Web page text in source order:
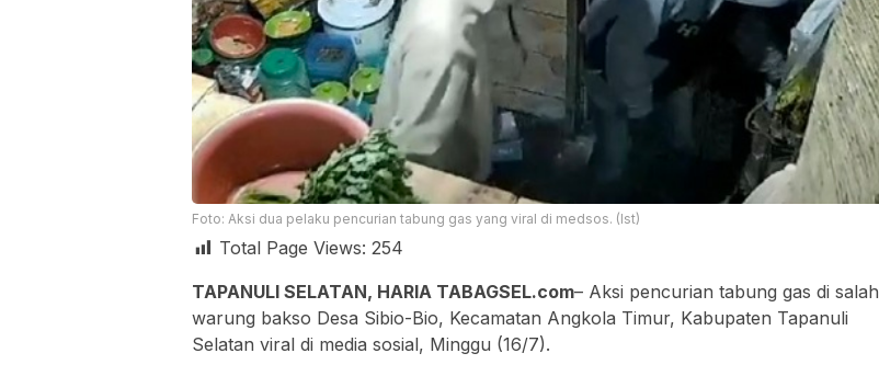
Foto: Aksi dua pelaku pencurian tabung gas yang viral di medsos. (Ist)
Total Page Views: 254
TAPANULI SELATAN, HARIA TABAGSEL.com– Aksi pencurian tabung gas di salah
warung bakso Desa Sibio-Bio, Kecamatan Angkola Timur, Kabupaten Tapanuli
Selatan viral di media sosial, Minggu (16/7).